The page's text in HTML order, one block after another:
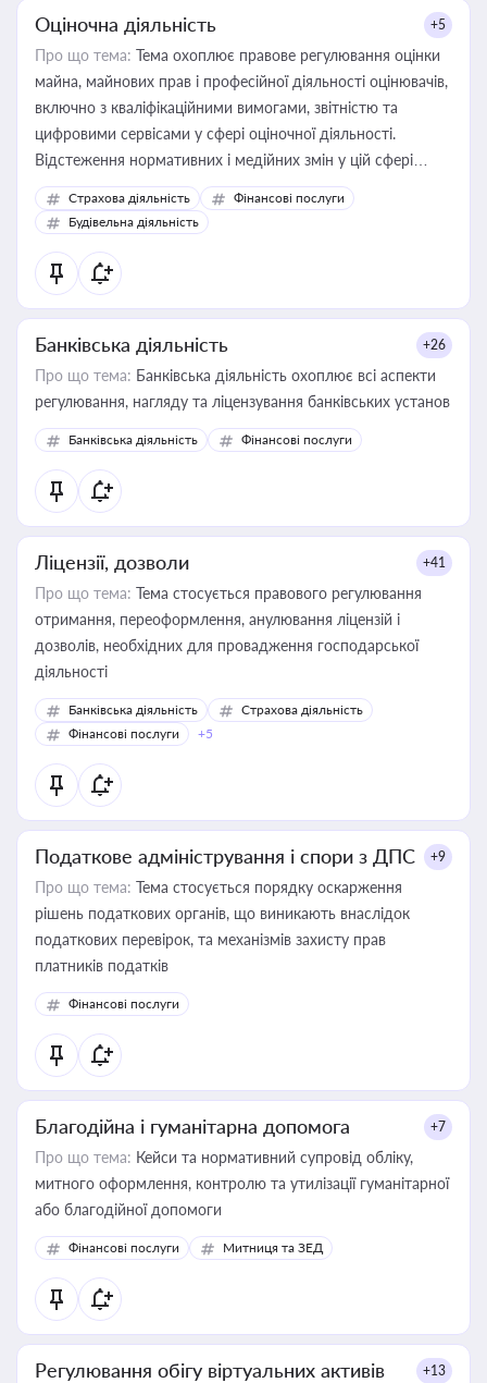
Оціночна діяльність +5
Про що тема: Тема охоплює правове регулювання оцінки
майна, майнових прав і професійної діяльності оцінювачів,
включно з кваліфікаційними вимогами, звітністю та
цифровими сервісами у сфері оціночної діяльності.
Відстеження нормативних і медійних змін у цій сфері
корисне для власника бізнесу, керівника, юриста або
бухгалтера під час оподаткування, приватизації, оренди
державного майна, корпоративних угод і перевірки
статусу суб'єктів оціночної діяльності
Страхова діяльність
Фінансові послуги
Будівельна діяльність
Банківська діяльність +26
Про що тема: Банківська діяльність охоплює всі аспекти
регулювання, нагляду та ліцензування банківських установ
Банківська діяльність Фінансові послуги
Ліцензії, дозволи +41
Про що тема: Тема стосується правового регулювання
отримання, переоформлення, анулювання ліцензій і
дозволів, необхідних для провадження господарської
діяльності
Банківська діяльність
Страхова діяльність
Фінансові послуги
+5
Податкове адміністрування і спори з ДПС +9
Про що тема: Тема стосується порядку оскарження
рішень податкових органів, що виникають внаслідок
податкових перевірок, та механізмів захисту прав
платників податків
Фінансові послуги
Благодійна і гуманітарна допомога +7
Про що тема: Кейси та нормативний супровід обліку,
митного оформлення, контролю та утилізації гуманітарної
або благодійної допомоги
Фінансові послуги Митниця та ЗЕД
Регулювання обігу віртуальних активів +13